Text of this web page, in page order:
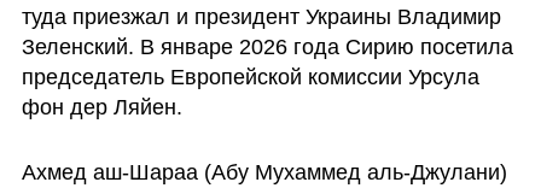
туда приезжал и президент Украины Владимир
Зеленский. В январе 2026 года Сирию посетила
председатель Европейской комиссии Урсула
фон дер Ляйен.
Ахмед аш-Шараа (Абу Мухаммед аль-Джулани)